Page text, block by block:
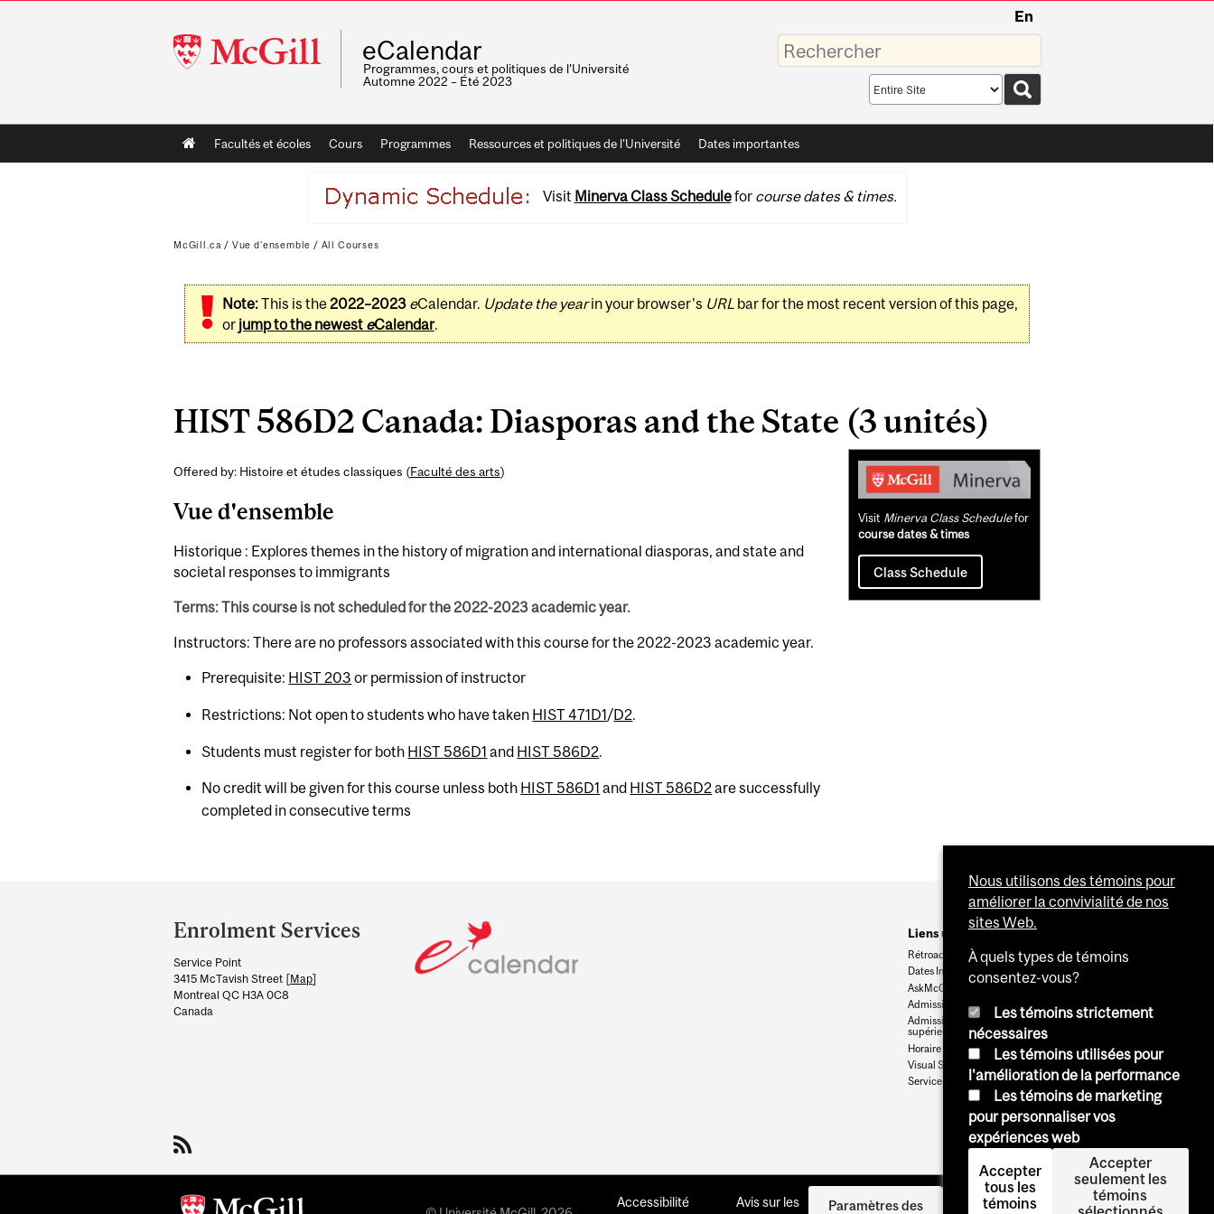
McGill
University
En
eCalendar
Programmes, cours et politiques de l'Université
Automne 2022 – Été 2023
Saisissez
vos
mots-
Search
scope
Main
navigation
Facultés et écoles Cours Programmes Ressources et politiques de l'Université Dates importantes
Visit Minerva Class Schedulefor course dates & times.
McGill.ca / Vue d'ensemble / All Courses
Note:This is the2022–2023 eCalendar. Update the yearin your browser's URLbar for the most recent version of this page,
or jump to the newest eCalendar.
HIST 586D2 Canada: Diasporas and the State (3 unités)
Offered by: Histoire et études classiques (Faculté des arts)
Vue d'ensemble
Historique : Explores themes in the history of migration and international diasporas, and state and
societal responses to immigrants
Terms: This course is not scheduled for the 2022-2023 academic year.
Instructors: There are no professors associated with this course for the 2022-2023 academic year.
Prerequisite: HIST 203 or permission of instructor
Restrictions: Not open to students who have taken HIST 471D1/D2.
Students must register for both HIST 586D1 and HIST 586D2
No credit will be given for this course unless both HIST 586D1 and HIST 586D2are successfully
completed in consecutive terms
Related
Content
Visit Minerva Class Schedulefor
course dates & times
Class Schedule
and
University
Information
Enrolment Services
Service Point
3415 McTavish Street [Map]
Montreal QC H3A 0C8
Canada
Liens utiles
Rétroaction
Dates Importantes
AskMcGill
Admission au premier cycle
Admissions aux cycles
supérieurs et postdoctoraux
Horaire des cours
Visual Schedule Builder
Services aux étudiants
Accessibilité
Avis sur les
Paramètres des
Se
Nous utilisons des témoins pour
améliorer la convivialité de nos
sites Web.
À quels types de témoins
consentez-vous?
Les témoins strictement
nécessaires
Les témoins utilisées pour
l'amélioration de la performance
Les témoins de marketing
pour personnaliser vos
expériences web
Accepter
tous les
témoins
Accepter
seulement les
témoins